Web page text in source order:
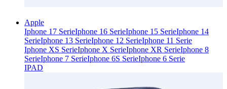
Apple
Iphone 17 SerieIphone 16 SerieIphone 15 SerieIphone 14
SerieIphone 13 SerieIphone 12 SerieIphone 11 Serie
Iphone XS SerieIphone X SerieIphone XR SerieIphone 8
SerieIphone 7 SerieIphone 6S SerieIphone 6 Serie
IPAD